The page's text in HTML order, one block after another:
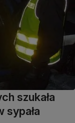
szukała
sypała